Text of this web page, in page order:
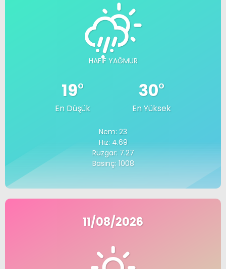
HAFIF YAĞMUR
19°
En Düşük
30°
En Yüksek
Nem: 23
Hız: 4.69
Rüzgar: 7.27
Basınç: 1008
11/08/2026